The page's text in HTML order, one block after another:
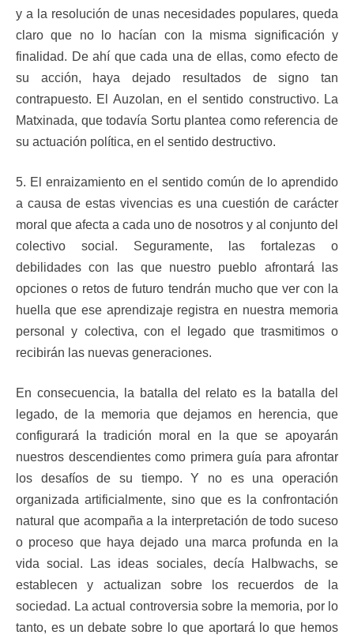
y a la resolución de unas necesidades populares, queda
claro que no lo hacían con la misma significación y
finalidad. De ahí que cada una de ellas, como efecto de
su acción, haya dejado resultados de signo tan
contrapuesto. El Auzolan, en el sentido constructivo. La
Matxinada, que todavía Sortu plantea como referencia de
su actuación política, en el sentido destructivo.
5. El enraizamiento en el sentido común de lo aprendido
a causa de estas vivencias es una cuestión de carácter
moral que afecta a cada uno de nosotros y al conjunto del
colectivo social. Seguramente, las fortalezas o
debilidades con las que nuestro pueblo afrontará las
opciones o retos de futuro tendrán mucho que ver con la
huella que ese aprendizaje registra en nuestra memoria
personal y colectiva, con el legado que trasmitimos o
recibirán las nuevas generaciones.
En consecuencia, la batalla del relato es la batalla del
legado, de la memoria que dejamos en herencia, que
configurará la tradición moral en la que se apoyarán
nuestros descendientes como primera guía para afrontar
los desafíos de su tiempo. Y no es una operación
organizada artificialmente, sino que es la confrontación
natural que acompaña a la interpretación de todo suceso
o proceso que haya dejado una marca profunda en la
vida social. Las ideas sociales, decía Halbwachs, se
establecen y actualizan sobre los recuerdos de la
sociedad. La actual controversia sobre la memoria, por lo
tanto, es un debate sobre lo que aportará lo que hemos